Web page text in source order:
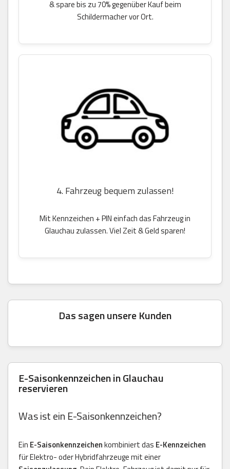
& spare bis zu 70% gegenüber Kauf beim
Schildermacher vor Ort.
4. Fahrzeug bequem zulassen!
Mit Kennzeichen + PIN einfach das Fahrzeug in
Glauchau zulassen. Viel Zeit & Geld sparen!
Das sagen unsere Kunden
E-Saisonkennzeichen in Glauchau
reservieren
Was ist ein E-Saisonkennzeichen?
Ein E-Saisonkennzeichenkombiniert das E-Kennzeichen
für Elektro- oder Hybridfahrzeuge mit einer